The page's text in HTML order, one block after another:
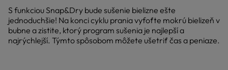
S funkciou Snap&Dry bude sušenie bielizne ešte
jednoduchšie! Na konci cyklu prania vyfoťte mokrú bielizeň v
bubne a zistite, ktorý program sušenia je najlepší a
najrýchlejší. Týmto spôsobom môžete ušetriť čas a peniaze.